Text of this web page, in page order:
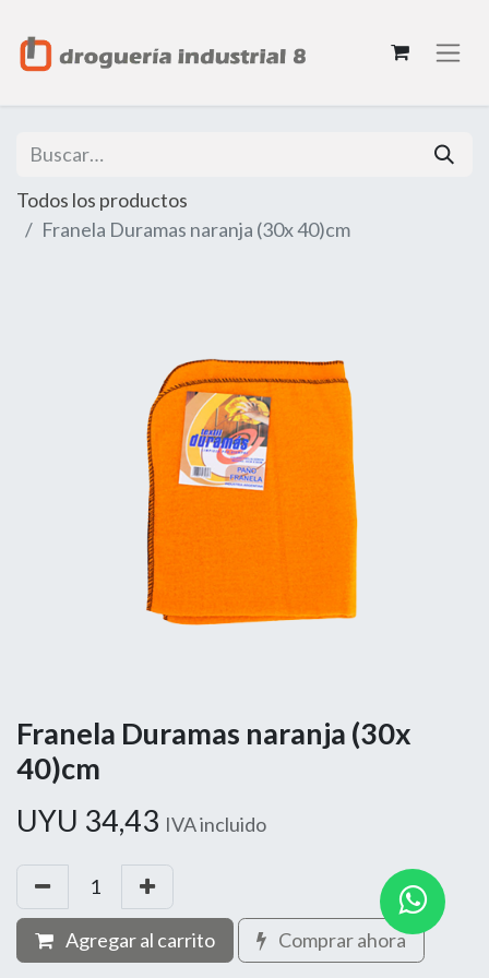
Todos los productos
Franela Duramas naranja (30x 40)cm
Franela Duramas naranja (30x
40)cm
UYU 34,43 IVA incluido
Agregar al carrito Comprar ahora